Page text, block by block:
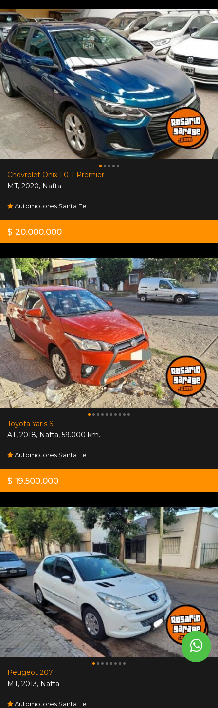
Chevrolet Onix 1.0 T Premier
MT, 2020, Nafta
Automotores Santa Fe
$ 20.000.000
Toyota Yaris S
AT, 2018, Nafta, 59.000 km.
Automotores Santa Fe
$ 19.500.000
Peugeot 207
MT, 2013, Nafta
Automotores Santa Fe